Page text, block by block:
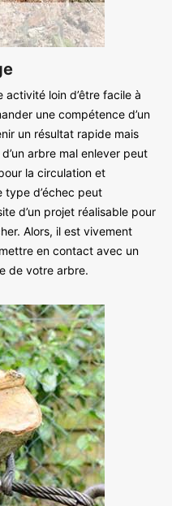
loin d’être facile à
une compétence d’un
un résultat rapide mais
arbre mal enlever peut
la circulation et
type d’échec peut
d’un projet réalisable pour
Alors, il est vivement
en contact avec un
de votre arbre.